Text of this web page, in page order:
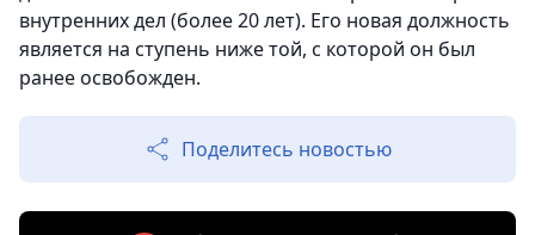
внутренних дел (более 20 лет). Его новая должность
является на ступень ниже той, с которой он был
ранее освобожден.
Поделитесь новостью